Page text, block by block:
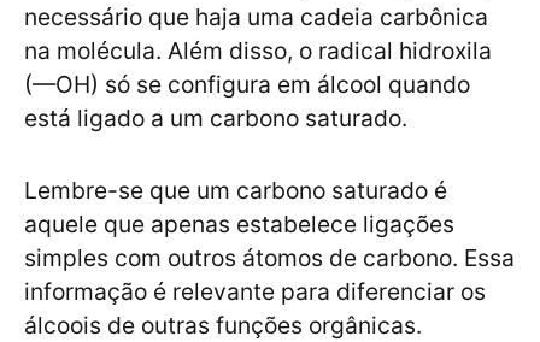
necessário que haja uma cadeia carbônica
na molécula. Além disso, o radical hidroxila
(—OH) só se configura em álcool quando
está ligado a um carbono saturado.
Lembre-se que um carbono saturado é
aquele que apenas estabelece ligações
simples com outros átomos de carbono. Essa
informação é relevante para diferenciar os
álcoois de outras funções orgânicas.